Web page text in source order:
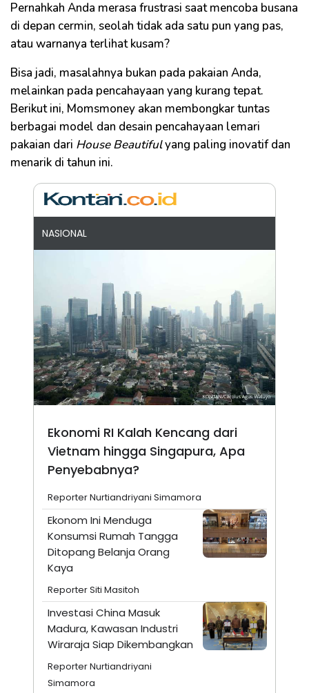
Pernahkah Anda merasa frustrasi saat mencoba busana
di depan cermin, seolah tidak ada satu pun yang pas,
atau warnanya terlihat kusam?
Bisa jadi, masalahnya bukan pada pakaian Anda,
melainkan pada pencahayaan yang kurang tepat.
Berikut ini, Momsmoney akan membongkar tuntas
berbagai model dan desain pencahayaan lemari
pakaian dari House Beautifulyang paling inovatif dan
menarik di tahun ini.
NASIONAL
Ekonomi RI Kalah Kencang dari
Vietnam hingga Singapura, Apa
Penyebabnya?
Reporter Nurtiandriyani Simamora
Ekonom Ini Menduga
Konsumsi Rumah Tangga
Ditopang Belanja Orang
Kaya
Reporter Siti Masitoh
Investasi China Masuk
Madura, Kawasan Industri
Wiraraja Siap Dikembangkan
Reporter Nurtiandriyani
Simamora